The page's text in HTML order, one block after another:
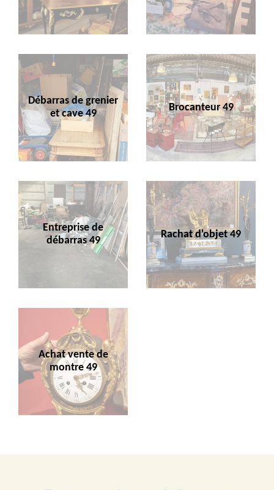
Débarras de grenier
et cave 49
Brocanteur 49
Entreprise de
débarras 49
Rachat d'objet 49
Achat vente de
montre 49